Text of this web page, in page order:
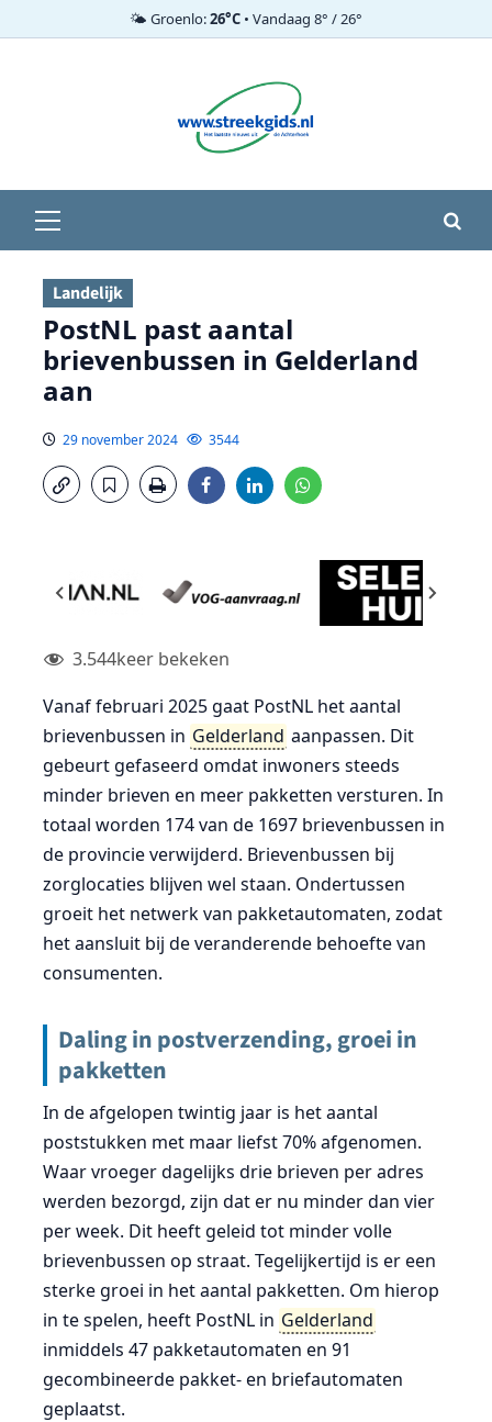
🌤️ Groenlo:26°C • Vandaag 8° / 26°
menu
Landelijk
PostNL past aantal
brievenbussen in Gelderland
aan
29 november 2024 3544
3.544keer bekeken
Vanaf februari 2025 gaat PostNL het aantal
brievenbussen in Gelderland aanpassen. Dit
gebeurt gefaseerd omdat inwoners steeds
minder brieven en meer pakketten versturen. In
totaal worden 174 van de 1697 brievenbussen in
de provincie verwijderd. Brievenbussen bij
zorglocaties blijven wel staan. Ondertussen
groeit het netwerk van pakketautomaten, zodat
het aansluit bij de veranderende behoefte van
consumenten.
Daling in postverzending, groei in
pakketten
In de afgelopen twintig jaar is het aantal
poststukken met maar liefst 70% afgenomen.
Waar vroeger dagelijks drie brieven per adres
werden bezorgd, zijn dat er nu minder dan vier
per week. Dit heeft geleid tot minder volle
brievenbussen op straat. Tegelijkertijd is er een
sterke groei in het aantal pakketten. Om hierop
in te spelen, heeft PostNL in Gelderland
inmiddels 47 pakketautomaten en 91
gecombineerde pakket- en briefautomaten
geplaatst.